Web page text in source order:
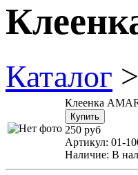
Каталог >
Клеенка
250 руб
Артикул: 01-
Наличие: В